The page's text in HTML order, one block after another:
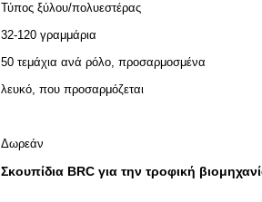
Τύπος ξύλου/πολυεστέρας
32-120 γραμμάρια
50 τεμάχια ανά ρόλο, προσαρμοσμένα
λευκό, που προσαρμόζεται
Δωρεάν
Σκουπίδια BRC για την τροφική